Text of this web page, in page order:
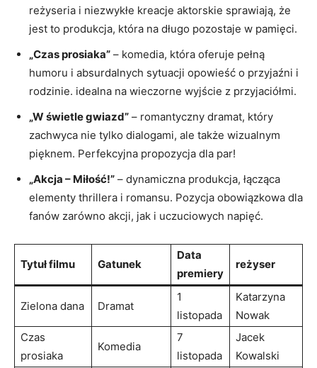
reżyseria i niezwykłe kreacje aktorskie sprawiają, że
jest to produkcja, która na długo pozostaje w pamięci.
„Czas prosiaka” – komedia, która oferuje pełną
humoru i absurdalnych sytuacji opowieść o przyjaźni i
rodzinie. idealna na wieczorne wyjście z przyjaciółmi.
„W świetle gwiazd” – romantyczny dramat, który
zachwyca nie tylko dialogami, ale także wizualnym
pięknem. Perfekcyjna propozycja dla par!
„Akcja – Miłość!” – dynamiczna produkcja, łącząca
elementy thrillera i romansu. Pozycja obowiązkowa dla
fanów zarówno akcji, jak i uczuciowych napięć.
Tytuł filmu Gatunek
Data
premiery
reżyser
Zielona dana Dramat
1
listopada
Katarzyna
Nowak
Czas
prosiaka
Komedia
7
listopada
Jacek
Kowalski